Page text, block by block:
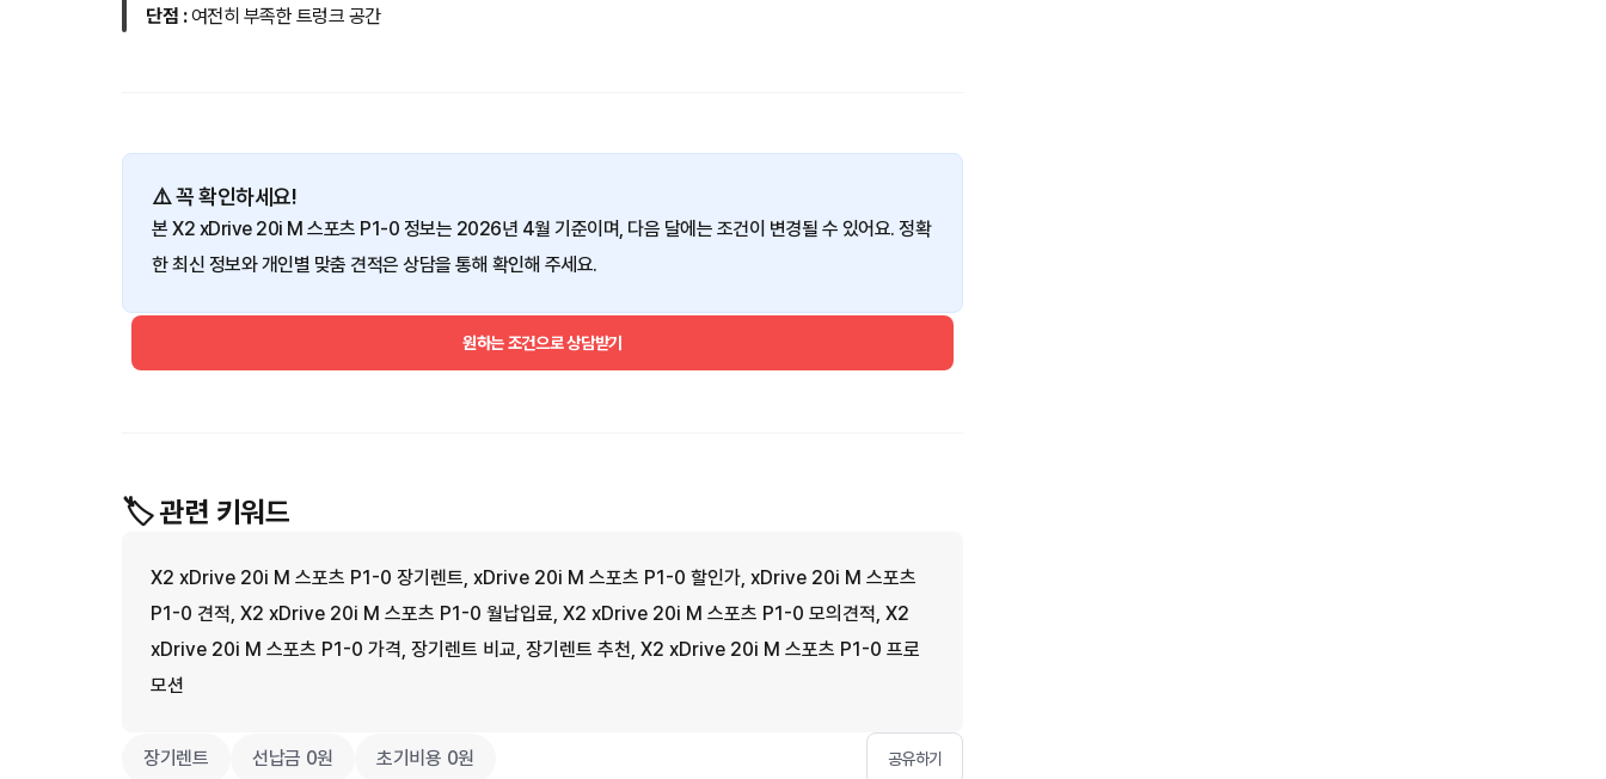
단점 :여전히 부족한 트렁크 공간
⚠️ 꼭 확인하세요!
본 X2 xDrive 20i M 스포츠 P1-0 정보는 2026년 4월 기준이며, 다음 달에는 조건이 변경될 수 있어요. 정확
한 최신 정보와 개인별 맞춤 견적은 상담을 통해 확인해 주세요.
원하는 조건으로 상담받기
🏷️ 관련 키워드
X2 xDrive 20i M 스포츠 P1-0 장기렌트, xDrive 20i M 스포츠 P1-0 할인가, xDrive 20i M 스포츠
P1-0 견적, X2 xDrive 20i M 스포츠 P1-0 월납입료, X2 xDrive 20i M 스포츠 P1-0 모의견적, X2
xDrive 20i M 스포츠 P1-0 가격, 장기렌트 비교, 장기렌트 추천, X2 xDrive 20i M 스포츠 P1-0 프로
모션
장기렌트 선납금 0원 초기비용 0원 공유하기